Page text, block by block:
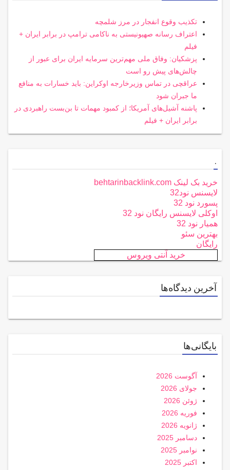
تکذیب وقوع انفجار در مرز شلمچه
اعتراف رسانه صهیونیستی به ناکامی ترامپ در برابر ایران +
فیلم
پزشکیان: وفاق ملی مهم‌ترین سرمایه ایران برای عبور از
چالش‌های پیش رو است
عراقچی در تماس وزیرخارجه اوکراین: باید خسارات به منافع
ما جبران شود
پاشنه آشیل‌های آمریکا؛ از کمبود مهمات تا بن‌بست راهبردی در
برابر ایران + فیلم
.
خرید بک لینک behtarinbacklink.com
لایسنس نود32
پسورد نود 32
اوکلی لایسنس رایگان نود 32
همیار نود 32
بهترین سئو
رایگان
خرید آنتی ویروس
آخرین دیدگاه‌ها
بایگانی‌ها
آگوست 2026
جولای 2026
ژوئن 2026
فوریه 2026
ژانویه 2026
دسامبر 2025
نوامبر 2025
اکتبر 2025